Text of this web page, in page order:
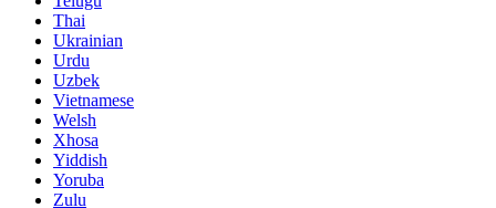
Thai
Ukrainian
Urdu
Uzbek
Vietnamese
Welsh
Xhosa
Yiddish
Yoruba
Zulu